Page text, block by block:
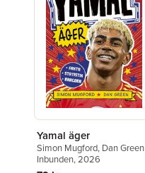
Yamal äger
Simon Mugford, Dan Green
Inbunden, 2026